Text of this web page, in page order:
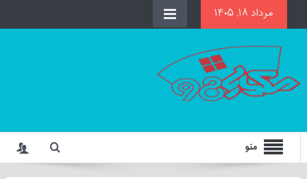
مرداد ۱۸, ۱۴۰۵
منو